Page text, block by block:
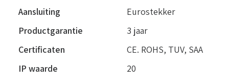
Aansluiting
Eurostekker
Productgarantie
3 jaar
Certificaten
CE. ROHS, TUV, SAA
IP waarde
20